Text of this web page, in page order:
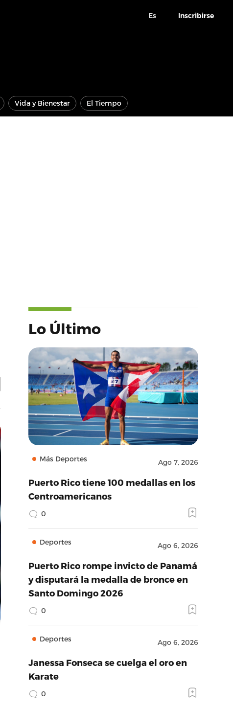
Es Inscribirse
Vida y Bienestar El Tiempo
Lo Último
Más Deportes Ago 7, 2026
Puerto Rico tiene 100 medallas en los
Centroamericanos
0
Deportes Ago 6, 2026
Puerto Rico rompe invicto de Panamá
y disputará la medalla de bronce en
Santo Domingo 2026
0
Deportes Ago 6, 2026
Janessa Fonseca se cuelga el oro en
Karate
0